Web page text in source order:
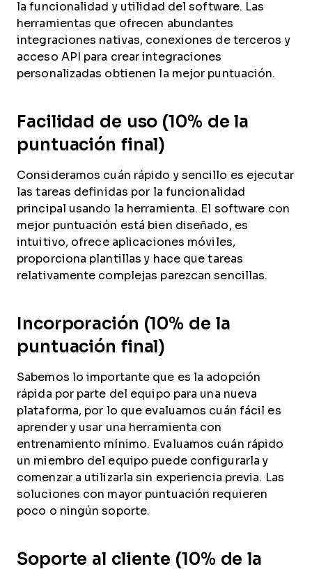
la funcionalidad y utilidad del software. Las
herramientas que ofrecen abundantes
integraciones nativas, conexiones de terceros y
acceso API para crear integraciones
personalizadas obtienen la mejor puntuación.
Facilidad de uso (10% de la
puntuación final)
Consideramos cuán rápido y sencillo es ejecutar
las tareas definidas por la funcionalidad
principal usando la herramienta. El software con
mejor puntuación está bien diseñado, es
intuitivo, ofrece aplicaciones móviles,
proporciona plantillas y hace que tareas
relativamente complejas parezcan sencillas.
Incorporación (10% de la
puntuación final)
Sabemos lo importante que es la adopción
rápida por parte del equipo para una nueva
plataforma, por lo que evaluamos cuán fácil es
aprender y usar una herramienta con
entrenamiento mínimo. Evaluamos cuán rápido
un miembro del equipo puede configurarla y
comenzar a utilizarla sin experiencia previa. Las
soluciones con mayor puntuación requieren
poco o ningún soporte.
Soporte al cliente (10% de la